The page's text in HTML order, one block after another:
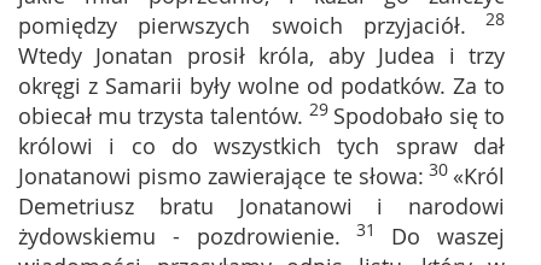
pomiędzy pierwszych swoich przyjaciół. 28
Wtedy Jonatan prosił króla, aby Judea i trzy
okręgi z Samarii były wolne od podatków. Za to
obiecał mu trzysta talentów. 29 Spodobało się to
królowi i co do wszystkich tych spraw dał
Jonatanowi pismo zawierające te słowa: 30 «Król
Demetriusz bratu Jonatanowi i narodowi
żydowskiemu - pozdrowienie. 31 Do waszej